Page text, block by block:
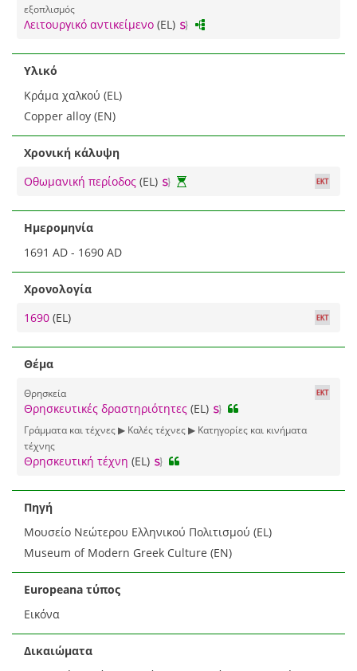
εξοπλισμός
Λειτουργικό αντικείμενο (EL)
Υλικό
Κράμα χαλκού (EL)
Copper alloy (EN)
Χρονική κάλυψη
Οθωμανική περίοδος (EL)
Ημερομηνία
1691 AD - 1690 AD
Χρονολογία
1690 (EL)
Θέμα
Θρησκεία
Θρησκευτικές δραστηριότητες (EL)
Γράμματα και τέχνες ▶ Καλές τέχνες ▶ Κατηγορίες και κινήματα
τέχνης
Θρησκευτική τέχνη (EL)
Πηγή
Μουσείο Νεώτερου Ελληνικού Πολιτισμού (EL)
Museum of Modern Greek Culture (EN)
Europeana τύπος
Εικόνα
Δικαιώματα